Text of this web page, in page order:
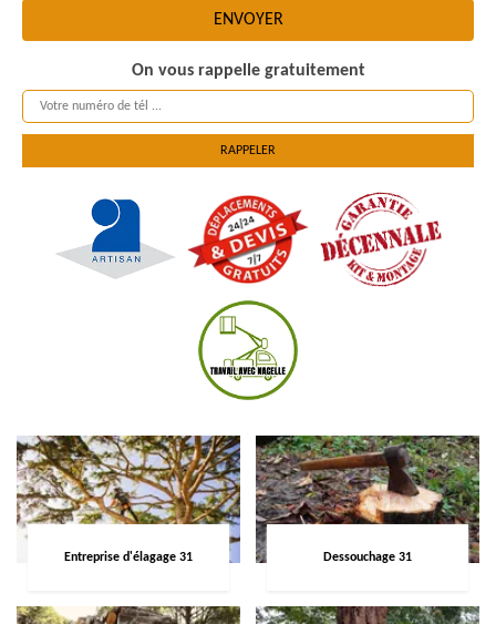
On vous rappelle gratuitement
Entreprise d'élagage 31 Dessouchage 31